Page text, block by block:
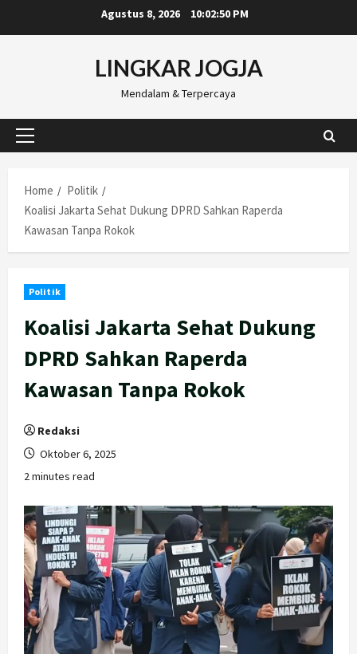
to
Agustus 8, 2026 10:02:51 PM
LINGKAR JOGJA
Mendalam & Terpercaya
Primary
Home
Politik
Koalisi Jakarta Sehat Dukung DPRD Sahkan Raperda
Kawasan Tanpa Rokok
Politik
Koalisi Jakarta Sehat Dukung
DPRD Sahkan Raperda
Kawasan Tanpa Rokok
Redaksi
Oktober 6, 2025
2 minutes read